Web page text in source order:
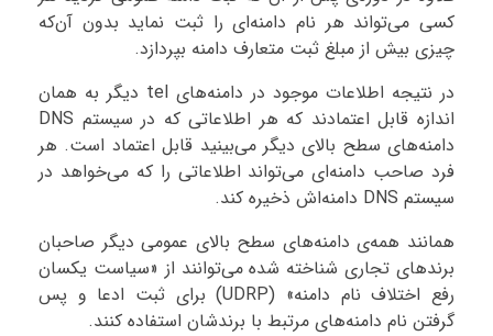
کسی می‌تواند هر نام دامنه‌ای را ثبت نماید بدون آن‌که
چیزی بیش از مبلغ ثبت متعارف دامنه بپردازد.
در نتیجه اطلاعات موجود در دامنه‌های tel دیگر به همان
اندازه قابل اعتمادند که هر اطلاعاتی که در سیستم DNS
دامنه‌های سطح بالای دیگر می‌بینید قابل اعتماد است. هر
فرد صاحب دامنه‌ای می‌تواند اطلاعاتی را که می‌خواهد در
سیستم DNS دامنه‌اش ذخیره کند.
همانند همه‌ی دامنه‌های سطح بالای عمومی دیگر صاحبان
برندهای تجاری شناخته شده می‌توانند از «سیاست یکسان
رفع اختلاف نام دامنه» (UDRP) برای ثبت ادعا و پس
گرفتن نام دامنه‌های مرتبط با برندشان استفاده کنند.